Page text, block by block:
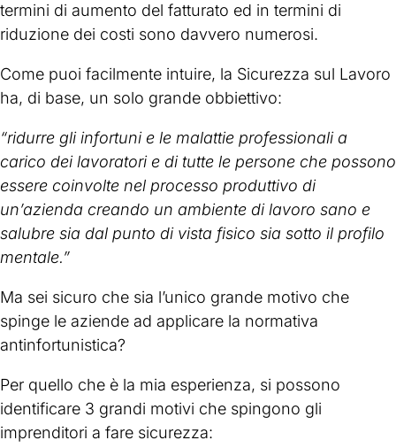
termini di aumento del fatturato ed in termini di
riduzione dei costi sono davvero numerosi.
Come puoi facilmente intuire, la Sicurezza sul Lavoro
ha, di base, un solo grande obbiettivo:
“ridurre gli infortuni e le malattie professionali a
carico dei lavoratori e di tutte le persone che possono
essere coinvolte nel processo produttivo di
un’azienda creando un ambiente di lavoro sano e
salubre sia dal punto di vista fisico sia sotto il profilo
mentale.”
Ma sei sicuro che sia l’unico grande motivo che
spinge le aziende ad applicare la normativa
antinfortunistica?
Per quello che è la mia esperienza, si possono
identificare 3 grandi motivi che spingono gli
imprenditori a fare sicurezza: